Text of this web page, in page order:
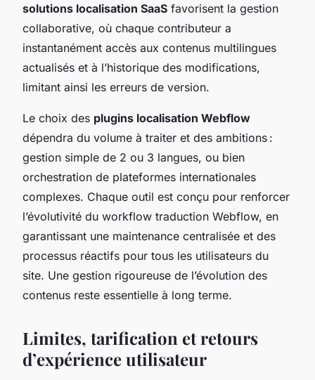
solutions localisation SaaS favorisent la gestion
collaborative, où chaque contributeur a
instantanément accès aux contenus multilingues
actualisés et à l’historique des modifications,
limitant ainsi les erreurs de version.
Le choix des plugins localisation Webflow
dépendra du volume à traiter et des ambitions :
gestion simple de 2 ou 3 langues, ou bien
orchestration de plateformes internationales
complexes. Chaque outil est conçu pour renforcer
l’évolutivité du workflow traduction Webflow, en
garantissant une maintenance centralisée et des
processus réactifs pour tous les utilisateurs du
site. Une gestion rigoureuse de l’évolution des
contenus reste essentielle à long terme.
Limites, tarification et retours
d’expérience utilisateur